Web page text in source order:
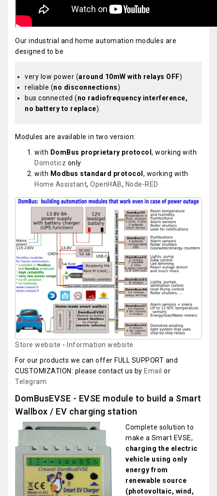
Our industrial and home automation modules are
designed to be
very low power (around 10mW with relays OFF)
reliable (no disconnections)
bus connected (no radiofrequency interference,
no battery to replace).
Modules are available in two version:
with DomBus proprietary protocol , working with
Domoticz only
with Modbus standard protocol , working with
Home Assistant, OpenHAB, Node-RED
Store website - Information website
For our products we can offer FULL SUPPORT and
CUSTOMIZATION: please contact us by Email or
Telegram
DomBusEVSE - EVSE module to build a Smart
Wallbox / EV charging station
Complete solution to
make a Smart EVSE,
charging the electric
vehicle using only
energy from
renewable source
(photovoltaic, wind,